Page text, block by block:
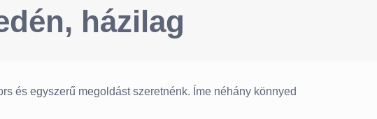
házilag
és egyszerű megoldást szeretnénk. Íme néhány könnyed